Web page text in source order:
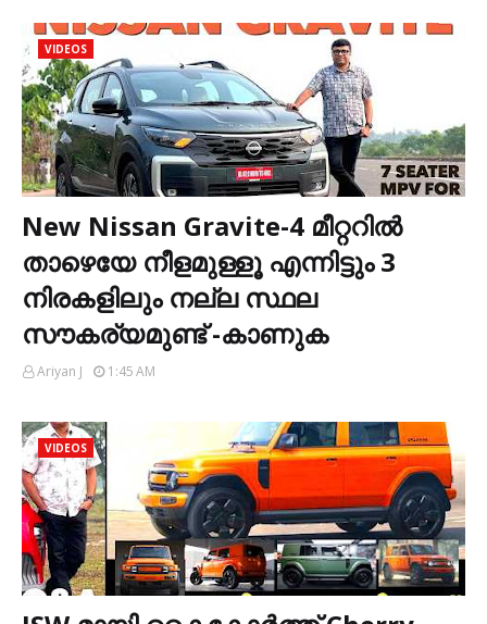
VIDEOS
New Nissan Gravite-4 മീറ്ററിൽ
താഴെയേ നീളമുള്ളൂ എന്നിട്ടും 3
നിരകളിലും നല്ല സ്ഥല
സൗകര്യമുണ്ട് -കാണുക
Ariyan J 1:45 AM
VIDEOS